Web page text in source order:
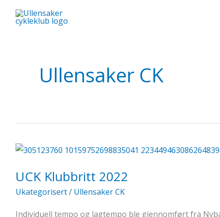
Ullensaker CK
UCK Klubbritt 2022
Ukategorisert/ Ullensaker CK
Individuell tempo og lagtempo ble gjennomført fra